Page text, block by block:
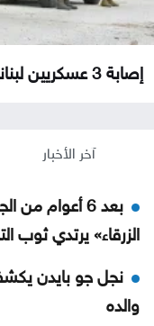
إصابة 3 عسكريين لبنانيين أثناء تفكيك ذخائر...
آخر الأخبار
بعد 6 أعوام
الزرقاء» يرتدي ثوب
نجل جو بايدن
والده